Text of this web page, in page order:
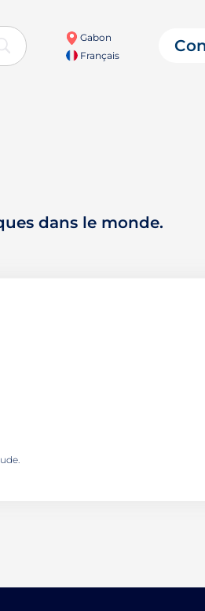
Gabon
Français
dans le monde.